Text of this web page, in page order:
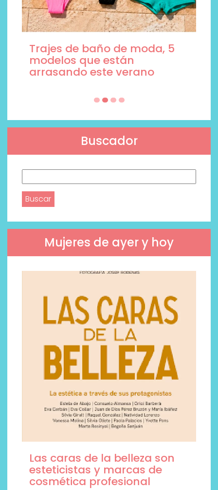
Trajes de baño de moda, 5
modelos que están
arrasando este verano
Buscador
Mujeres de ayer y hoy
Las caras de la belleza son
esteticistas y marcas de
cosmética profesional